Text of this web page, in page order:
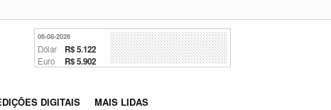
06-08-2026
Dólar R$ 5.122
Euro R$ 5.902
DIGITAIS MAIS LIDAS